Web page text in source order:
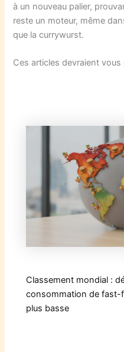
à un nouveau palier,
reste un moteur, même
que la currywurst.
Ces articles devraient vous
Classement mondial :
consommation de fast-
plus basse